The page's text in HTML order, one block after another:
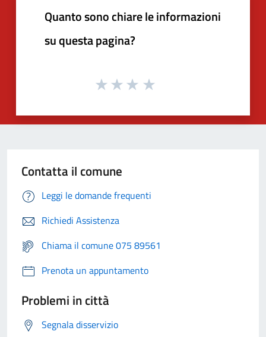
Quanto sono chiare le informazioni
su questa pagina?
Contatta il comune
Leggi le domande frequenti
Richiedi Assistenza
Chiama il comune 075 89561
Prenota un appuntamento
Problemi in città
Segnala disservizio